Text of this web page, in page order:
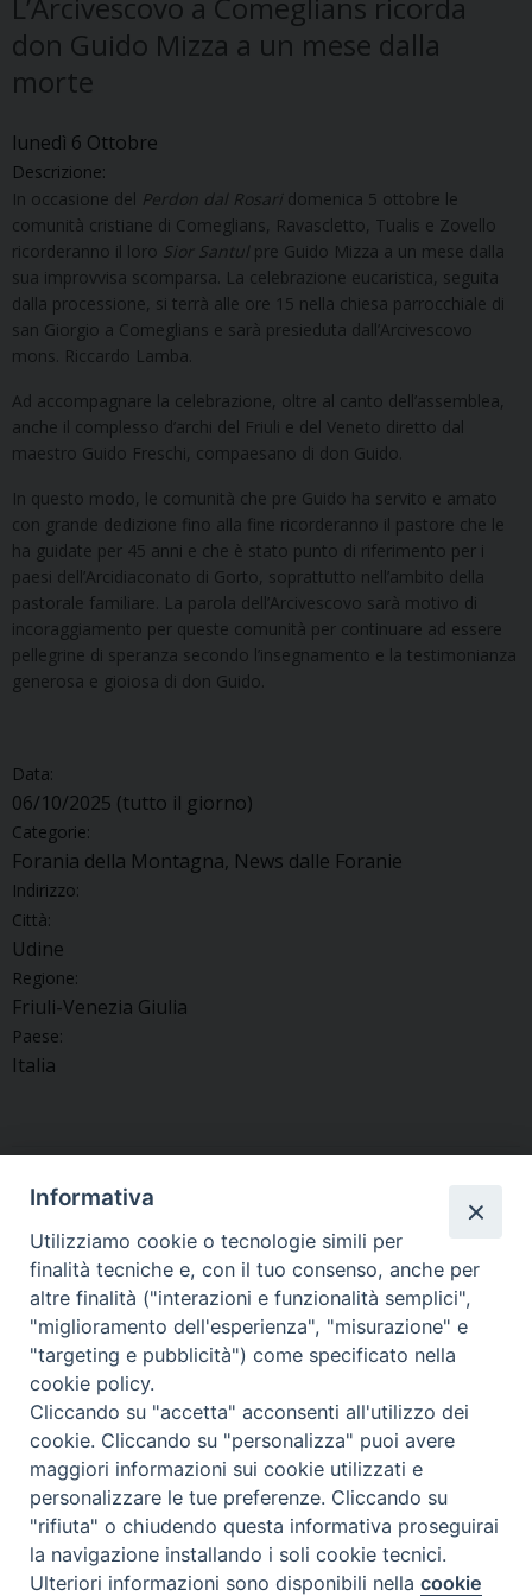
don Guido Mizza a un mese dalla
morte
lunedì 6 Ottobre
Descrizione:
In occasione del Perdon dal Rosari domenica 5 ottobre le
comunità cristiane di Comeglians, Ravascletto, Tualis e Zovello
ricorderanno il loro Sior Santul pre Guido Mizza a un mese dalla
sua improvvisa scomparsa. La celebrazione eucaristica, seguita
dalla processione, si terrà alle ore 15 nella chiesa parrocchiale di
san Giorgio a Comeglians e sarà presieduta dall’Arcivescovo
mons. Riccardo Lamba.
Ad accompagnare la celebrazione, oltre al canto dell’assemblea,
anche il complesso d’archi del Friuli e del Veneto diretto dal
maestro Guido Freschi, compaesano di don Guido.
In questo modo, le comunità che pre Guido ha servito e amato
con grande dedizione fino alla fine ricorderanno il pastore che le
ha guidate per 45 anni e che è stato punto di riferimento per i
paesi dell’Arcidiaconato di Gorto, soprattutto nell’ambito della
pastorale familiare. La parola dell’Arcivescovo sarà motivo di
incoraggiamento per queste comunità per continuare ad essere
pellegrine di speranza secondo l’insegnamento e la testimonianza
generosa e gioiosa di don Guido.
Data:
06/10/2025 (tutto il giorno)
Categorie:
Forania della Montagna, News dalle Foranie
Indirizzo:
Città:
Udine
Regione:
Friuli-Venezia Giulia
Paese:
Italia
Nella Pieve di Zuglio il
Giubileo dei creativi
Savorgnano saluta la
comunità delle suore
Francescane missionarie del
Sacro Cuore
Copyright © Arcidiocesi di Udine 2018
Piazza Patriarcato, 1 - 33100 Udine (UD) Tel. 0432.414.511 - Fax
0432.511.838 C.F. 80013900305
Informativa
Utilizziamo cookie o tecnologie simili per
finalità tecniche e, con il tuo consenso, anche per
altre finalità ("interazioni e funzionalità semplici",
"miglioramento dell'esperienza", "misurazione" e
"targeting e pubblicità") come specificato nella
cookie policy.
Cliccando su "accetta" acconsenti all'utilizzo dei
cookie. Cliccando su "personalizza" puoi avere
maggiori informazioni sui cookie utilizzati e
personalizzare le tue preferenze. Cliccando su
"rifiuta" o chiudendo questa informativa proseguirai
la navigazione installando i soli cookie tecnici.
Ulteriori informazioni sono disponibili nellacookie